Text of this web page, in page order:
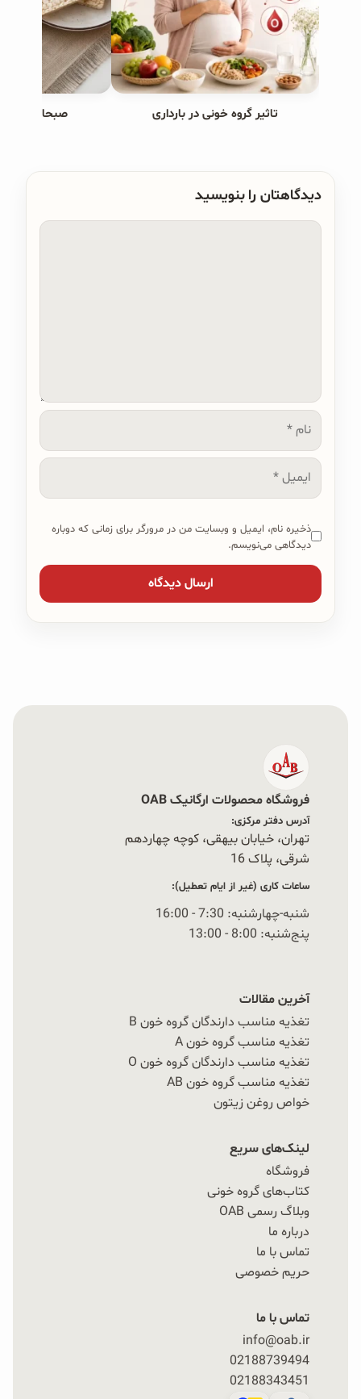
تاثیر گروه خونی در بارداری صبحانه های
دیدگاهتان را بنویسید
نام
ایمیل
ذخیره نام، ایمیل و وبسایت من در مرورگر برای زمانی که دوباره
دیدگاهی می‌نویسم.
فروشگاه محصولات ارگانیک OAB
آدرس دفتر مرکزی:
تهران، خیابان بیهقی، کوچه چهاردهم
شرقی، پلاک 16‭
ساعات کاری (غیر از ایام تعطیل):
شنبه-چهارشنبه: 7:30 - 16:00
پنج‌شنبه: 8:00 - 13:00
آخرین مقالات
تغذیه مناسب دارندگان گروه خون B
تغذیه مناسب گروه خون A
تغذیه مناسب دارندگان گروه خون O
تغذیه مناسب گروه خون AB
خواص روغن زیتون
لینک‌های سریع
فروشگاه
کتاب‌های گروه خونی
وبلاگ رسمی OAB
درباره ما
تماس با ما
حریم خصوصی
تماس با ما
info@oab.ir
02188739494
02188343451